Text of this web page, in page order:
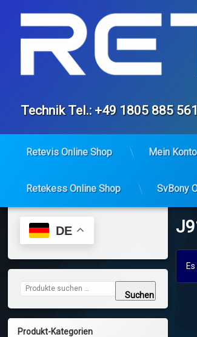
to
Tel:
Technik Tel.: +49 1805 885
Retevis Online Shop Mein Konto
Retekess Online Shop SvBony
DE
Suchen nach:
Suchen
Produkt-Kategorien